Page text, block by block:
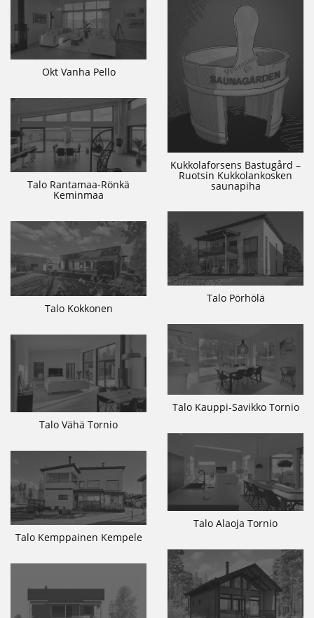
Okt Vanha Pello
Kukkolaforsens Bastugård –
Ruotsin Kukkolankosken
saunapiha
Talo Rantamaa-Rönkä
Keminmaa
Talo Pörhölä
Talo Kokkonen
Talo Kauppi-Savikko Tornio
Talo Vähä Tornio
Talo Alaoja Tornio
Talo Kemppainen Kempele